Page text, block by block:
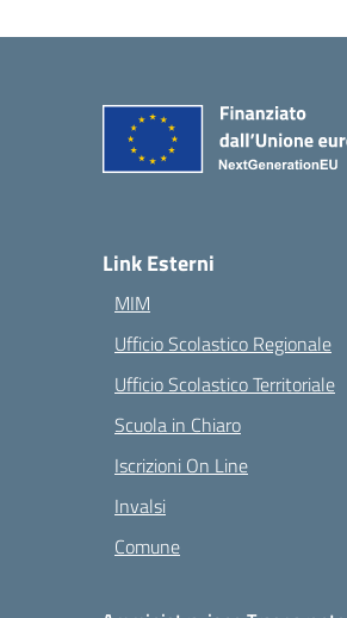
Link Esterni
MIM
Ufficio Scolastico Regionale
Ufficio Scolastico Territoriale
Scuola in Chiaro
Iscrizioni On Line
Invalsi
Comune